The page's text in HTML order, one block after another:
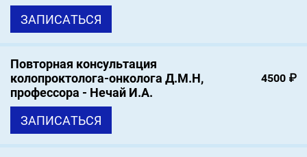
ЗАПИСАТЬСЯ
Повторная консультация
колопроктолога-онколога Д.М.Н,
профессора - Нечай И.А.
4500 ₽
ЗАПИСАТЬСЯ